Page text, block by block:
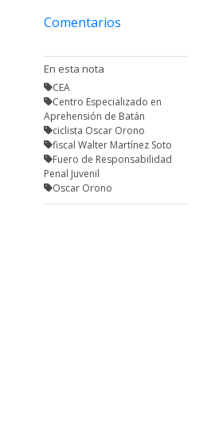
Comentarios
En esta nota
CEA
Centro Especializado en
Aprehensión de Batán
ciclista Oscar Orono
fiscal Walter Martínez Soto
Fuero de Responsabilidad
Penal Juvenil
Oscar Orono